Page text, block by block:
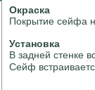
Окраска
Покрытие сейфа
Установка
В задней стенке
Сейф